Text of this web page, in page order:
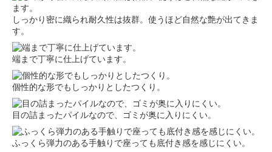
しっかり密に織られ耐久性は抜群。使うほど自然な艶が出てきま
す。
端まで丁寧に仕上げています。
個性的な形でもしっかりとしたつくり。
目の詰まったパイルなので、ゴミが奥に入りにくい。
ふっくら弾力のある手触りで座っても底付き感を感じにくい。